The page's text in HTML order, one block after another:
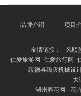
品牌介绍 项目
友情链接：
风顺
仁爱旅游网_仁爱旅行网_
绥德县磁灾机械设
大
湖州养花网 - 花